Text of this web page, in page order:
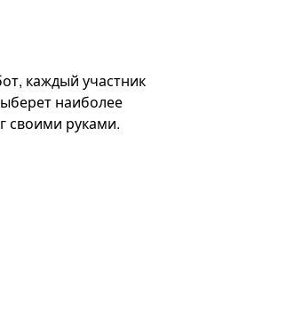
каждый участник
наиболее
своими руками.